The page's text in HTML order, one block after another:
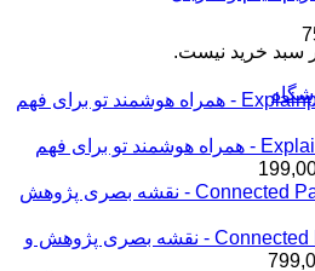
سبد خرید نیست.
محدوده
قیمت:
تا
اکانت پرمیوم Explainpaper - همراه هوشمند تو برای فهم
اکانت پرمیوم Connected Papers - نقشه بصری پژوهش و